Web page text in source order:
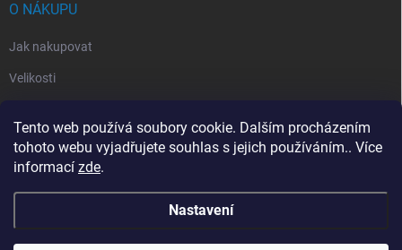
Tento web používá soubory cookie. Dalším procházením
tohoto webu vyjadřujete souhlas s jejich používáním.. Více
informací zde.
Nastavení
O NÁKUPU
Jak nakupovat
Velikosti
Vrácení, reklamace
Obchodní podmínky